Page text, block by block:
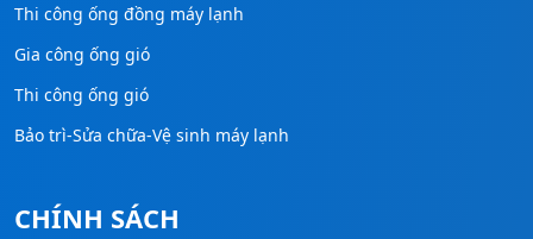
Thi công ống đồng máy lạnh
Gia công ống gió
Thi công ống gió
Bảo trì-Sửa chữa-Vệ sinh máy lạnh
CHÍNH SÁCH